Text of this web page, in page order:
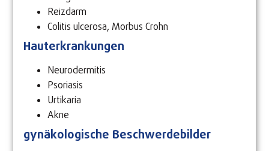
Reizdarm
Colitis ulcerosa, Morbus Crohn
Hauterkrankungen
Neurodermitis
Psoriasis
Urtikaria
Akne
gynäkologische Beschwerdebilder